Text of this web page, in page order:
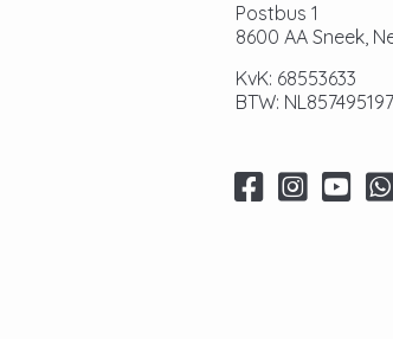
Postbus 1
8600 AA Sneek,
KvK: 68553633
BTW: